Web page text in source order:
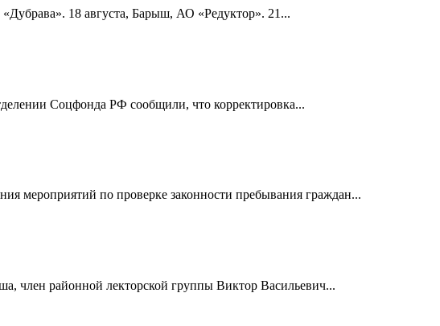
18 августа, Барыш, АО «Редуктор». 21...
Соцфонда РФ сообщили, что корректировка...
мероприятий по проверке законности пребывания граждан...
член районной лекторской группы Виктор Васильевич...